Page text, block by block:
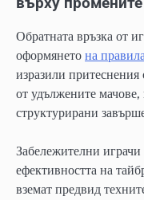
Обратната връзка от
оформянето на
изразили притеснения
от удължените
структурирани
Забележителни
ефективността на
вземат предвид